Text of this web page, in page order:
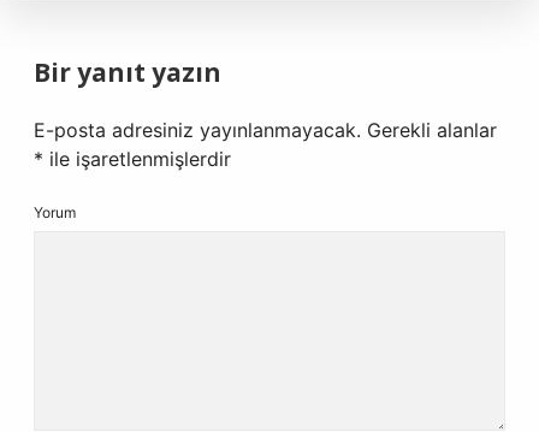
Bir yanıt yazın
E-posta adresiniz yayınlanmayacak. Gerekli alanlar
* ile işaretlenmişlerdir
Yorum